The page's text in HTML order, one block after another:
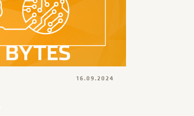
16.09.2024